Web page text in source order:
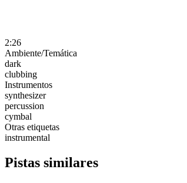
2:26
Ambiente/Temática
dark
clubbing
Instrumentos
synthesizer
percussion
cymbal
Otras etiquetas
instrumental
Pistas similares